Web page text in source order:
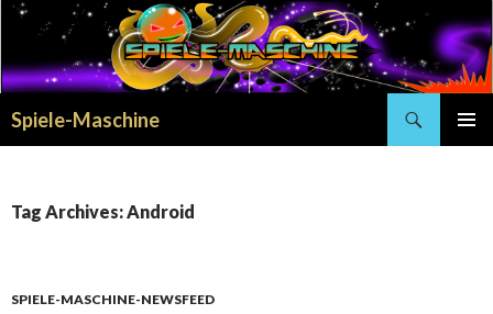
Spiele-Maschine
Tag Archives: Android
SPIELE-MASCHINE-NEWSFEED